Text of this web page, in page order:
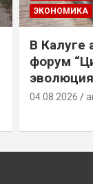
ЭКОНОМИКА
В Калуге
форум
04.08.2026